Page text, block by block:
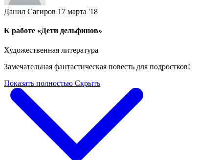
Данил Сагиров 17 марта '18
К работе «Дети дельфинов»
Художественная литература
Замечательная фантастическая повесть для подростков!
Показать полностью Скрыть